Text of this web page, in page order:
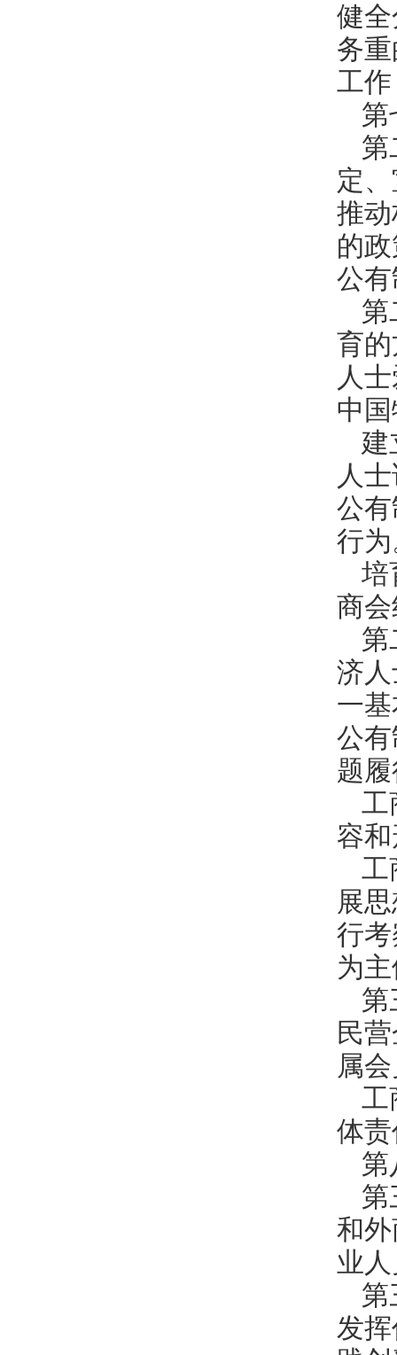
健
务
工
第
第
定
推
的
公
第
育
人
中
建
人
公
行
培
商
第
济
一
公
题
工
容
工
展
行
为
第
民
属
工
体
第
第
和
业
第
发